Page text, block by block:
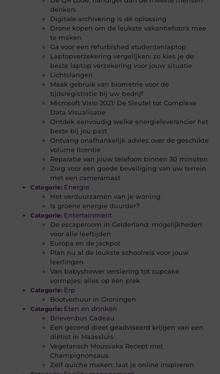
denken.
Digitale archivering is dé oplossing
Drone kopen om de leukste vakantiefoto's mee
te maken
Ga voor een refurbished studentenlaptop
Laptopverzekering vergelijken: zo kies je de
beste laptop verzekering voor jouw situatie
Lichtslangen
Maak gebruik van biometrie voor de
tijdsregistratie bij uw bedrijf
Microsoft Visio 2021: De Sleutel tot Complexe
Data Visualisatie
Ontdek eenvoudig welke energieleverancier het
beste bij jou past
Ontvang onafhankelijk advies over de geschikte
volume licentie
Reparatie van jouw telefoon binnen 30 minuten
Zorg voor een goede beveiliging van uw terrein
met een cameramast
Categorie: Energie
Het verduurzamen van je woning
Is groene energie duurder?
Categorie: Entertainment
De escaperoom in Gelderland: mogelijkheden
voor alle leeftijden
Europa en de jackpot
Plan nu al de leukste schoolreis voor jouw
leerlingen
Van babyshower versiering tot cupcake
vormpjes: alles op één plek
Categorie: Erp
Bootverhuur in Groningen
Categorie: Eten en drinken
Brievenbus Cadeau
Een gezond dieet geadviseerd krijgen van een
diëtist in Maassluis
Vegetarisch Moussaka Recept met
Champignonsaus
Zelf quiche maken: laat je online inspireren